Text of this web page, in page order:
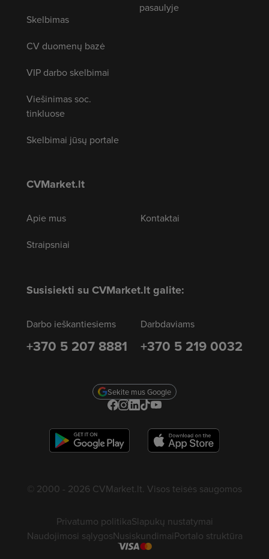
Skelbimas
CV duomenų bazė
VIP darbo skelbimai
Viešinimas soc.
tinkluose
Skelbimai jūsų portale
pasaulyje
CVMarket.lt
Apie mus
Straipsniai
Kontaktai
Susisiekti su CVMarket.lt galite:
Darbo ieškantiesiems
+370 5 207 8881
Darbdaviams
+370 5 219 0032
Sekite mus Google
© 2000 - 2026 CVMarket.lt. Visos teisės saugomos
Privatumo politikaSlapukų nustatymai
Naudojimosi sąlygosNusiskundimaiPortalo struktūra